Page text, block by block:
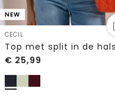
NEW
CECIL
€ 25,99